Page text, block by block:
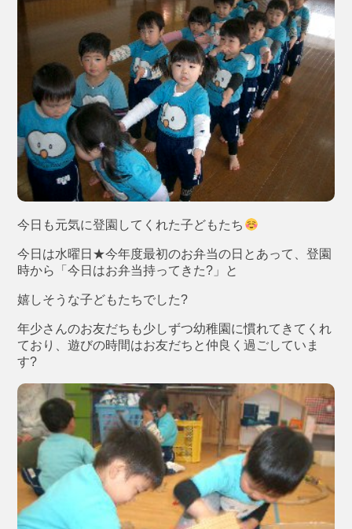
今日も元気に登園してくれた子どもたち
今日は水曜日★今年度最初のお弁当の日とあって、登園
時から「今日はお弁当持ってきた?」と
嬉しそうな子どもたちでした?
年少さんのお友だちも少しずつ幼稚園に慣れてきてくれ
ており、遊びの時間はお友だちと仲良く過ごしていま
す?